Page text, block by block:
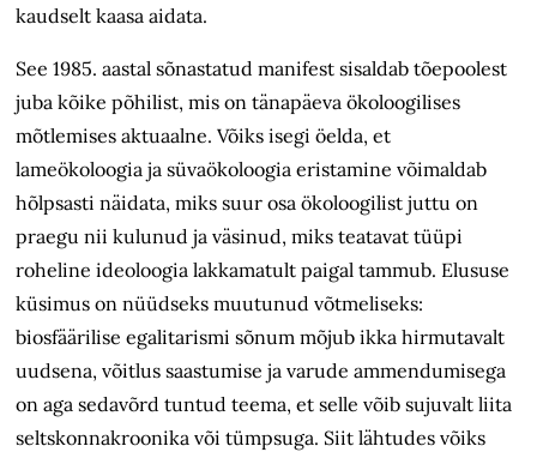
kaudselt kaasa aidata.
See 1985. aastal sõnastatud manifest sisaldab tõepoolest
juba kõike põhilist, mis on tänapäeva ökoloogilises
mõtlemises aktuaalne. Võiks isegi öelda, et
lameökoloogia ja süvaökoloogia eristamine võimaldab
hõlpsasti näidata, miks suur osa ökoloogilist juttu on
praegu nii kulunud ja väsinud, miks teatavat tüüpi
roheline ideoloogia lakkamatult paigal tammub. Elususe
küsimus on nüüdseks muutunud võtmeliseks:
biosfäärilise egalitarismi sõnum mõjub ikka hirmutavalt
uudsena, võitlus saastumise ja varude ammendumisega
on aga sedavõrd tuntud teema, et selle võib sujuvalt liita
seltskonnakroonika või tümpsuga. Siit lähtudes võiks